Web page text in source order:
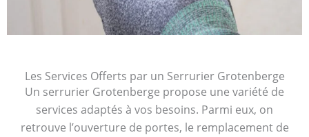
Les Services Offerts par un Serrurier Grotenberge
Un serrurier Grotenberge propose une variété de
services adaptés à vos besoins. Parmi eux, on
retrouve l’ouverture de portes, le remplacement de